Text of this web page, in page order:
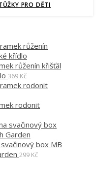
PRO DĚTI
růženín křišťál
369 Kč
rodonit
box MB
299 Kč